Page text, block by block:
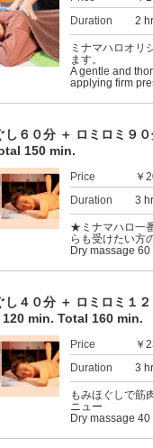
Duration
2
ミナマハロオリ
ます。
A gentle and
applying firm
し６０分 ＋ ロミロミ９
150 min.
Price
￥
Duration
3
★ミナマハロ一
らも受けたい方
Dry massage
し４０分 ＋ ロミロミ１
min. Total 160 min.
Price
￥
Duration
3
もみほぐしで筋
ニュー
Dry massage